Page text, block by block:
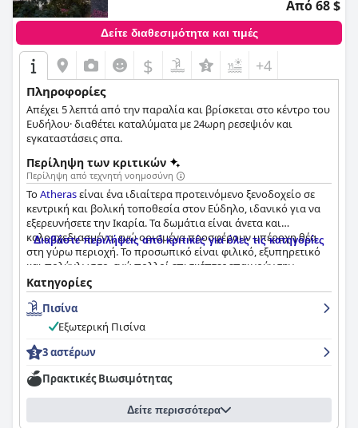
Από 68 $
Δείτε διαθεσιμότητα και τιμές
$ +4
Πληροφορίες
Απέχει 5 λεπτά από την παραλία και βρίσκεται στο κέντρο του
Ευδήλου· διαθέτει καταλύματα με 24ωρη ρεσεψιόν και
εγκαταστάσεις σπα.
Περίληψη των κριτικών
Περίληψη από τεχνητή νοημοσύνη
ΤοAtherasείναι ένα ιδιαίτερα προτεινόμενο ξενοδοχείο σε
κεντρική και βολική τοποθεσία στον Εύδηλο, ιδανικό για να
εξερευνήσετε την Ικαρία. Τα δωμάτια είναι άνετα και
καλοσχεδιασμένα, ενώ ορισμένα προσφέρουν υπέροχη θέα
στη γύρω περιοχή. Το προσωπικό είναι φιλικό, εξυπηρετικό
και πολύγλωσσο, ενώ πολλοί επισκέπτες επαινούν την
εξυπηρετικότητά του. Το ξενοδοχείο είναι επίσης πολύ
καθαρό και οργανωμένο, ενισχύοντας περαιτέρω την ειρηνική
ατμόσφαιρα. Η πισίνα είναι ένα σημαντικό σημείο αναφοράς
με πολλούς επισκέπτες να απολαμβάνουν τα δροσιστικά νερά
και το υπέροχο περιβάλλον της. Ενώ ορισμένοι επισκέπτες
βρήκαν το πρωινό υποτονικό, το ξενοδοχείο εξακολουθεί να
ιδανική τοποθεσία και τη συνολική θετική εμπειρία.
Διαβάστε περιλήψεις από κριτικές για όλες τις κατηγορίες
Κατηγορίες
Πισίνα
Εξωτερική Πισίνα
3 αστέρων
Πρακτικές Bιωσιμότητας
Δείτε περισσότερα